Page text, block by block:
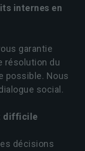
internes en
garantie
résolution du
possible. Nous
social.
difficile
décisions
Ils